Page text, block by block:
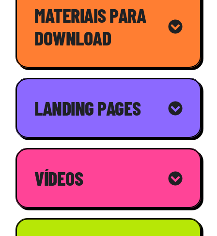
MATERIAIS PARA
DOWNLOAD
LANDING PAGES
VÍDEOS